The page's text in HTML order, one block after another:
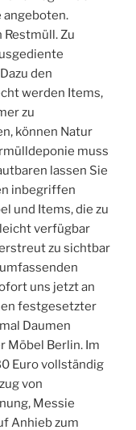
angeboten.
Zu
den
werden Items,
zu
können Natur
muss
lassen Sie
inbegriffen
und Items, die zu
verfügbar
zu sichtbar
uns jetzt an
festgesetzter
Daumen
Möbel Berlin. Im
Euro vollständig
von
Messie
Anhieb zum